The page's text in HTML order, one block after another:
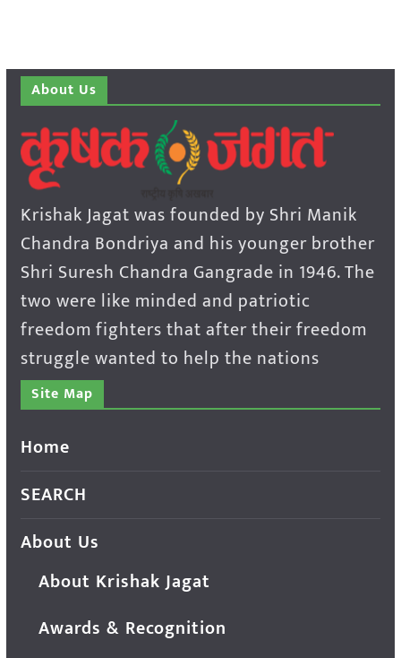
About Us
Krishak Jagat was founded by Shri Manik
Chandra Bondriya and his younger brother
Shri Suresh Chandra Gangrade in 1946. The
two were like minded and patriotic
freedom fighters that after their freedom
struggle wanted to help the nations
Site Map
Home
SEARCH
About Us
About Krishak Jagat
Awards & Recognition